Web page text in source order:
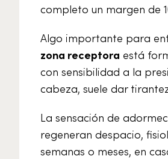
completo un margen de
Algo importante para
zona receptora está
con sensibilidad a la
cabeza, suele dar
La sensación de
regeneran despacio,
semanas o meses, en